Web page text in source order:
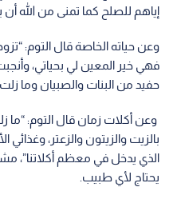
إياهم للصلح كما تمنى من الله
وعن حياته الخاصة قال التوم:
حفيد من البنات والصبيان وما
وعن أكلات زمان قال التوم: “ما
بالزيت والزيتون والزعتر، وغذائي
الذي يدخل في معظم أكلاتنا”،
يحتاج لأي طبيب.